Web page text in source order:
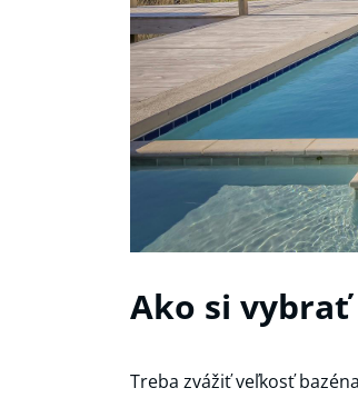
Ako si vybrať
Treba zvážiť veľkosť